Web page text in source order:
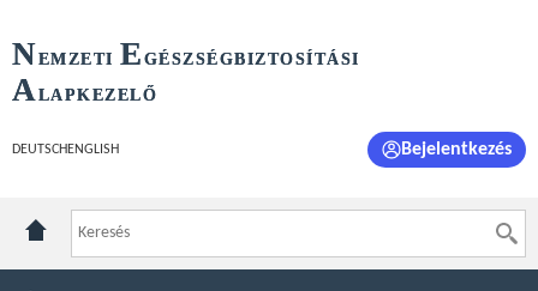
NEMZETI E GÉSZSÉGBIZTOSÍTÁSI
ALAPKEZELŐ
DEUTSCH ENGLISH Bejelentkezés